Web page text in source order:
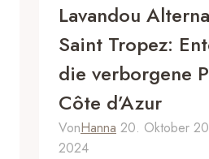
Attraktionen
der
Stadt
Lavandou
Saint Tropez:
die verborgene
Côte d’Azur
VonHanna 20. Oktober
2024